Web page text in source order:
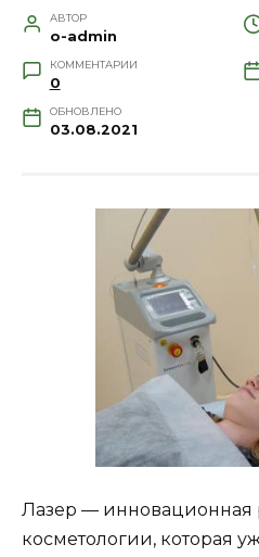
АВТОР
o-admin
КОММЕНТАРИИ
0
ОБНОВЛЕНО
03.08.2021
Лазер — инновационная
косметологии, которая